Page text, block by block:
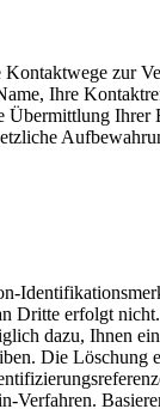
zur
Ihre
Ihrer
Dritte erfolgt
dazu, Ihnen
Die Löschung
Verfahren.